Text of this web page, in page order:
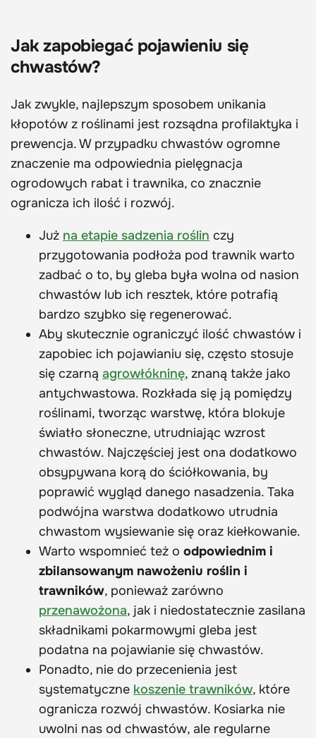
Jak zapobiegać pojawieniu się
chwastów?
Jak zwykle, najlepszym sposobem unikania
kłopotów z roślinami jest rozsądna profilaktyka i
prewencja. W przypadku chwastów ogromne
znaczenie ma odpowiednia pielęgnacja
ogrodowych rabat i trawnika, co znacznie
ogranicza ich ilość i rozwój.
Już na etapie sadzenia roślin czy
przygotowania podłoża pod trawnik warto
zadbać o to, by gleba była wolna od nasion
chwastów lub ich resztek, które potrafią
bardzo szybko się regenerować.
Aby skutecznie ograniczyć ilość chwastów i
zapobiec ich pojawianiu się, często stosuje
się czarną agrowłókninę, znaną także jako
antychwastowa. Rozkłada się ją pomiędzy
roślinami, tworząc warstwę, która blokuje
światło słoneczne, utrudniając wzrost
chwastów. Najczęściej jest ona dodatkowo
obsypywana korą do ściółkowania, by
poprawić wygląd danego nasadzenia. Taka
podwójna warstwa dodatkowo utrudnia
chwastom wysiewanie się oraz kiełkowanie.
Warto wspomnieć też o odpowiednim i
zbilansowanym nawożeniu roślin i
trawników, ponieważ zarówno
przenawożona, jak i niedostatecznie zasilana
składnikami pokarmowymi gleba jest
podatna na pojawianie się chwastów.
Ponadto, nie do przecenienia jest
systematyczne koszenie trawników, które
ogranicza rozwój chwastów. Kosiarka nie
uwolni nas od chwastów, ale regularne